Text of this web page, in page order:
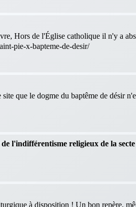
Hors de l'Église catholique il n'y a
pie-x-bapteme-de-desir/
que le dogme du baptême de désir
l'indifférentisme religieux de la
à disposition ! Un bon repère,